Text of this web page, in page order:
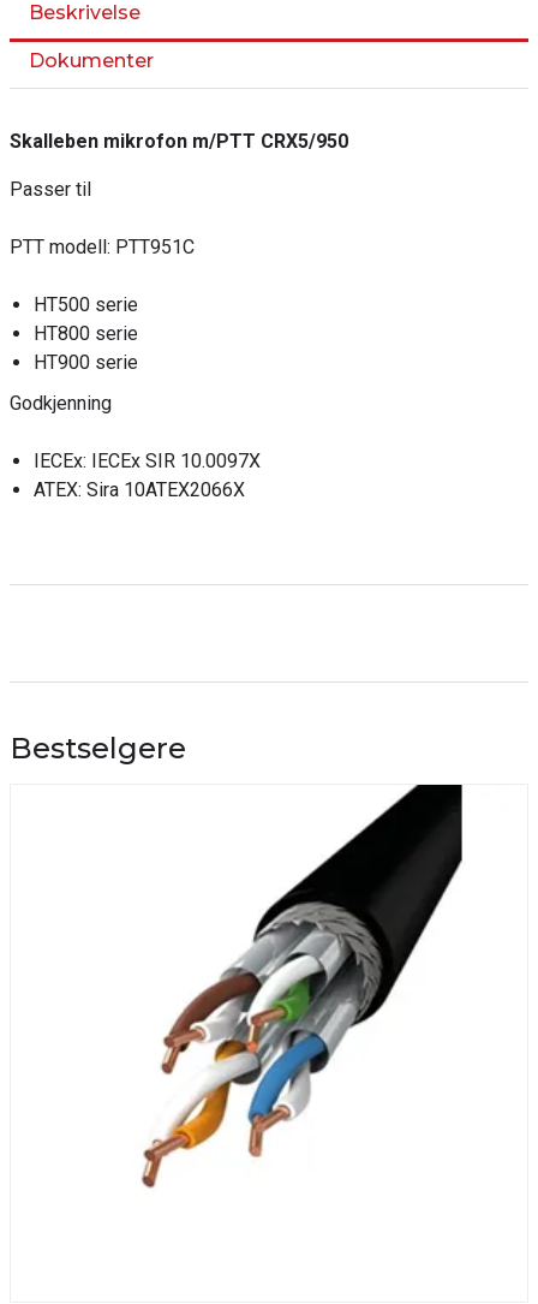
Beskrivelse
Dokumenter
Skalleben mikrofon m/PTT CRX5/950
Passer til
PTT modell: PTT951C
HT500 serie
HT800 serie
HT900 serie
Godkjenning
IECEx: IECEx SIR 10.0097X
ATEX: Sira 10ATEX2066X
Bestselgere